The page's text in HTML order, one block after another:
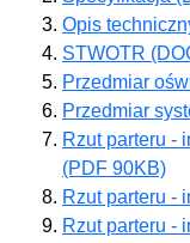
Opis
STWOTR
Przedmiar
Przedmiar
Rzut parteru -
(PDF 90KB)
Rzut parteru -
Rzut parteru -